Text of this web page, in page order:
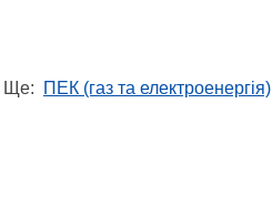
Ще: ПЕК (газ та електроенергія)